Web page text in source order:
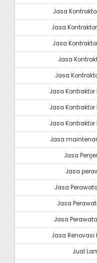
Jasa
Jasa
Jasa
Jasa
Jasa
Jasa
Jasa
Jasa
Jasa
Jasa
Jasa
Jasa
Jasa
Jasa
Jasa
Jual